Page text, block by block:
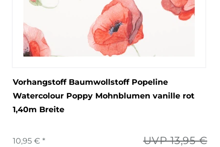
Vorhangstoff Baumwollstoff Popeline
Watercolour Poppy Mohnblumen vanille rot
1,40m Breite
UVP 13,95 €
10,95 € *